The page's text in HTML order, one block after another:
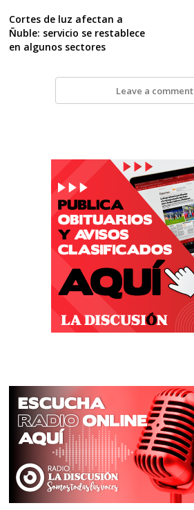
Cortes de luz afectan a
Ñuble: servicio se restablece
en algunos sectores
Leave a comment